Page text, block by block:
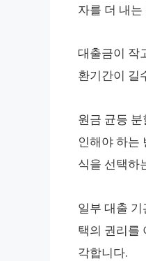
자를 더 내는
대출금이 작
환기간이 길
원금 균등
인해야 하는
식을 선택하
일부 대출
택의 권리를
각합니다.